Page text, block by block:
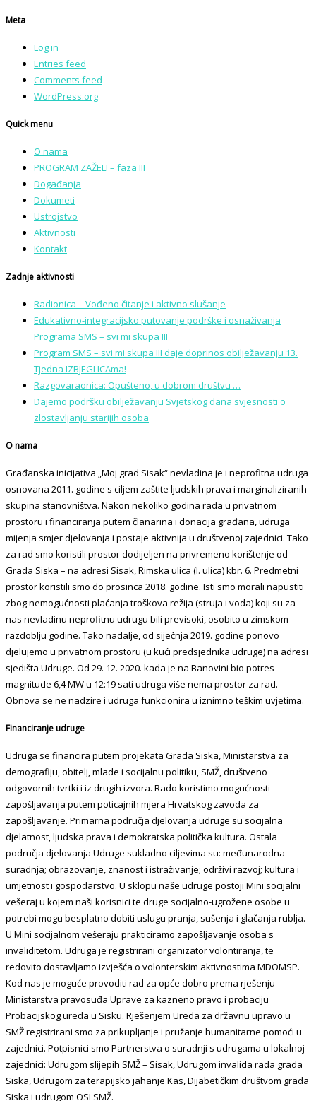
Meta
Log in
Entries feed
Comments feed
WordPress.org
Quick menu
O nama
PROGRAM ZAŽELI – faza III
Događanja
Dokumeti
Ustrojstvo
Aktivnosti
Kontakt
Zadnje aktivnosti
Radionica – Vođeno čitanje i aktivno slušanje
Edukativno-integracijsko putovanje podrške i osnaživanja
Programa SMS – svi mi skupa III
Program SMS – svi mi skupa III daje doprinos obilježavanju 13.
Tjedna IZBJEGLICAma!
Razgovaraonica: Opušteno, u dobrom društvu …
Dajemo podršku obilježavanju Svjetskog dana svjesnosti o
zlostavljanju starijih osoba
O nama
Građanska inicijativa „Moj grad Sisak“ nevladina je i neprofitna udruga
osnovana 2011. godine s ciljem zaštite ljudskih prava i marginaliziranih
skupina stanovništva. Nakon nekoliko godina rada u privatnom
prostoru i financiranja putem članarina i donacija građana, udruga
mijenja smjer djelovanja i postaje aktivnija u društvenoj zajednici. Tako
za rad smo koristili prostor dodijeljen na privremeno korištenje od
Grada Siska – na adresi Sisak, Rimska ulica (I. ulica) kbr. 6. Predmetni
prostor koristili smo do prosinca 2018. godine. Isti smo morali napustiti
zbog nemogućnosti plaćanja troškova režija (struja i voda) koji su za
nas nevladinu neprofitnu udrugu bili previsoki, osobito u zimskom
razdoblju godine. Tako nadalje, od siječnja 2019. godine ponovo
djelujemo u privatnom prostoru (u kući predsjednika udruge) na adresi
sjedišta Udruge. Od 29. 12. 2020. kada je na Banovini bio potres
magnitude 6,4 MW u 12:19 sati udruga više nema prostor za rad.
Obnova se ne nadzire i udruga funkcionira u iznimno teškim uvjetima.
Financiranje udruge
Udruga se financira putem projekata Grada Siska, Ministarstva za
demografiju, obitelj, mlade i socijalnu politiku, SMŽ, društveno
odgovornih tvrtki i iz drugih izvora. Rado koristimo mogućnosti
zapošljavanja putem poticajnih mjera Hrvatskog zavoda za
zapošljavanje. Primarna područja djelovanja udruge su socijalna
djelatnost, ljudska prava i demokratska politička kultura. Ostala
područja djelovanja Udruge sukladno ciljevima su: međunarodna
suradnja; obrazovanje, znanost i istraživanje; održivi razvoj; kultura i
umjetnost i gospodarstvo. U sklopu naše udruge postoji Mini socijalni
vešeraj u kojem naši korisnici te druge socijalno-ugrožene osobe u
potrebi mogu besplatno dobiti uslugu pranja, sušenja i glačanja rublja.
U Mini socijalnom vešeraju prakticiramo zapošljavanje osoba s
invaliditetom. Udruga je registrirani organizator volontiranja, te
redovito dostavljamo izvješća o volonterskim aktivnostima MDOMSP.
Kod nas je moguće provoditi rad za opće dobro prema rješenju
Ministarstva pravosuđa Uprave za kazneno pravo i probaciju
Probacijskog ureda u Sisku. Rješenjem Ureda za državnu upravo u
SMŽ registrirani smo za prikupljanje i pružanje humanitarne pomoći u
zajednici. Potpisnici smo Partnerstva o suradnji s udrugama u lokalnoj
zajednici: Udrugom slijepih SMŽ – Sisak, Udrugom invalida rada grada
Siska, Udrugom za terapijsko jahanje Kas, Dijabetičkim društvom grada
Siska i udrugom OSI SMŽ.